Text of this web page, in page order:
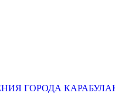
ГОРОДА